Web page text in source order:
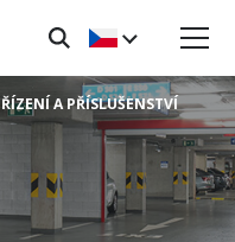
ŘÍZENÍ A PŘÍSLUŠENSTVÍ